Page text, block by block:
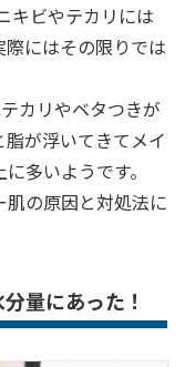
キビやテカリには
にはその限りでは
カリやベタつきが
が浮いてきてメイ
多いようです。
の原因と対処法に
量にあった！